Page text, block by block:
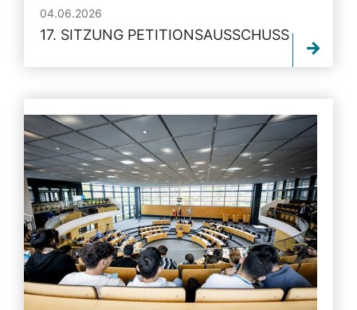
04.06.2026
17. SITZUNG PETITIONSAUSSCHUSS